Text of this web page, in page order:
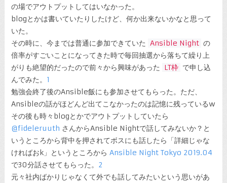
の場でアウトプットしてはいなかった。
blogとかは書いていたりしたけど、何か出来ないかなと思って
いた。
その時に、今までは普通に参加できていた Ansible Night の
倍率がすごいことになってきた時で毎回抽選から落ちて繰り上
がりも絶望的だったので前々から興味があった
LT枠 で申し込
んでみた。 1
勉強会終了後のAnsible飯にも参加させてもらった。ただ、
Ansibleの話がほどんど出てこなかったのは記憶に残っているw
その後も時々blogとかでアウトプットしていたら
@fideleruuth さんからAnsible Nightで話してみないか？と
いうところから背中を押されてボスにも話したら「詳細じゃな
ければおk」というところから Ansible Night Tokyo 2019.04
で30分話させてもらった。 2
元々社内ばかりじゃなくて外でも話してみたいという思いがあ